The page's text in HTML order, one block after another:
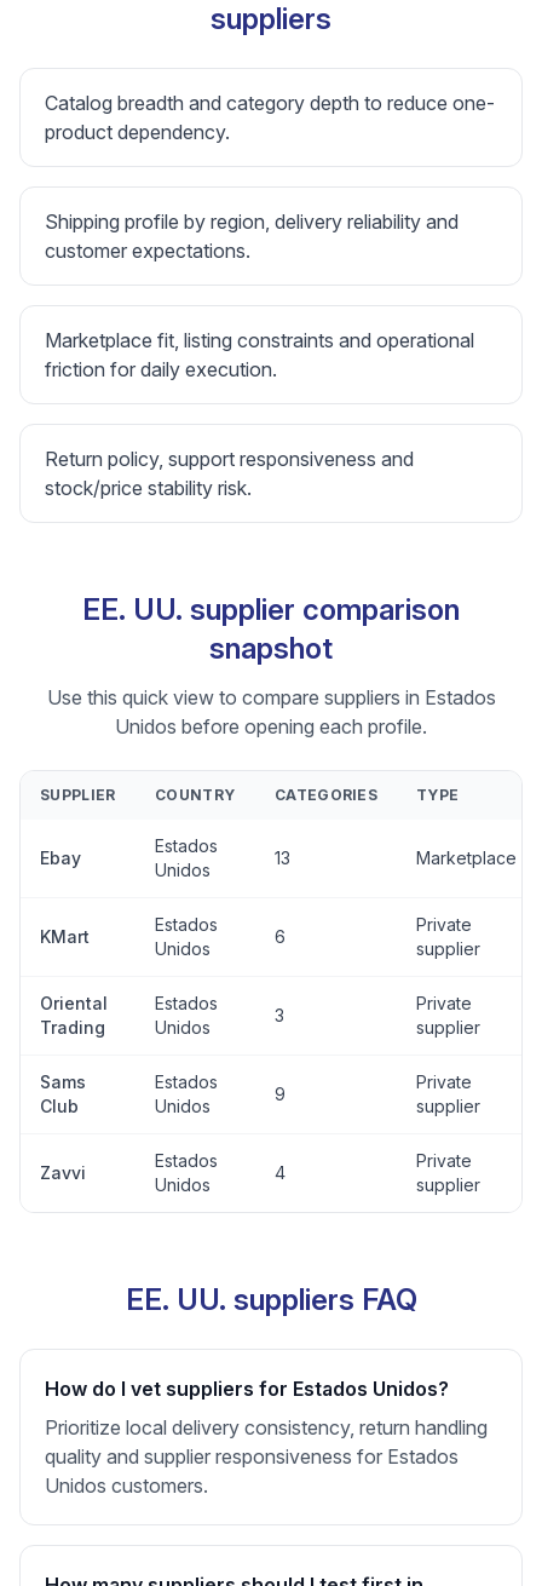
suppliers
Catalog breadth and category depth to reduce one-
product dependency.
Shipping profile by region, delivery reliability and
customer expectations.
Marketplace fit, listing constraints and operational
friction for daily execution.
Return policy, support responsiveness and
stock/price stability risk.
EE. UU. supplier comparison
snapshot
Use this quick view to compare suppliers in Estados
Unidos before opening each profile.
SUPPLIER COUNTRY CATEGORIES TYPE
Ebay
Estados
Unidos
13 Marketplace
KMart
Estados
Unidos
6
Private
supplier
Oriental
Trading
Estados
Unidos
3
Private
supplier
Sams
Club
Estados
Unidos
9
Private
supplier
Zavvi
Estados
Unidos
4
Private
supplier
EE. UU. suppliers FAQ
How do I vet suppliers for Estados Unidos?
Prioritize local delivery consistency, return handling
quality and supplier responsiveness for Estados
Unidos customers.